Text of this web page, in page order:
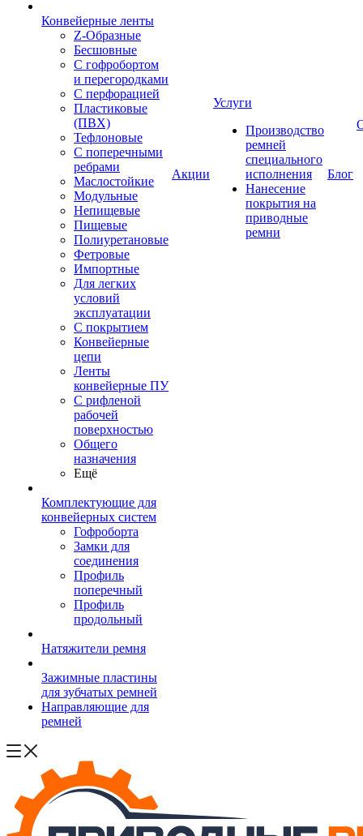
Конвейерные ленты
Z-Образные
Бесшовные
С гофробортом
и перегородками
С перфорацией
Пластиковые
(ПВХ)
Тефлоновые
С поперечными
ребрами
Маслостойкие
Модульные
Непищевые
Пищевые
Полиуретановые
Фетровые
Импортные
Для легких
условий
эксплуатации
С покрытием
Конвейерные
цепи
Ленты
конвейерные ПУ
С рифленой
рабочей
поверхностью
Общего
назначения
Ещё
Комплектующие для
конвейерных систем
Гофроборта
Замки для
соединения
Профиль
поперечный
Профиль
продольный
Натяжители ремня
Зажимные пластины
для зубчатых ремней
Направляющие для
ремней
Акции
Услуги
Производство
ремней
специального
исполнения
Нанесение
покрытия на
приводные
ремни
Блог